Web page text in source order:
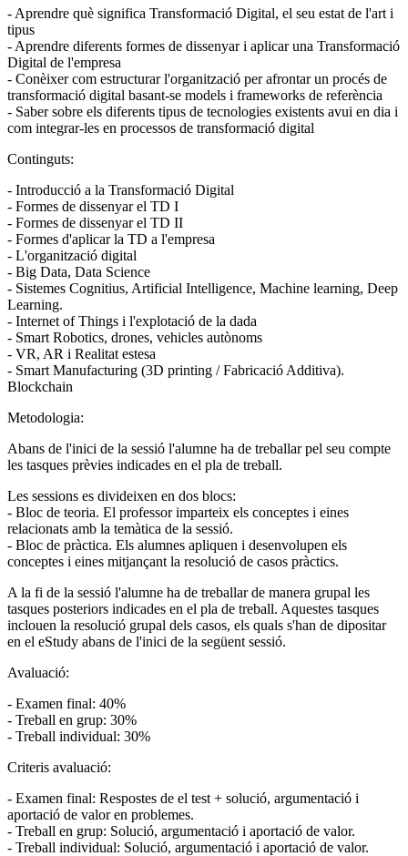
- Aprendre què significa Transformació Digital, el seu estat de l'art i
tipus
- Aprendre diferents formes de dissenyar i aplicar una Transformació
Digital de l'empresa
- Conèixer com estructurar l'organització per afrontar un procés de
transformació digital basant-se models i frameworks de referència
- Saber sobre els diferents tipus de tecnologies existents avui en dia i
com integrar-les en processos de transformació digital
Continguts:
- Introducció a la Transformació Digital
- Formes de dissenyar el TD I
- Formes de dissenyar el TD II
- Formes d'aplicar la TD a l'empresa
- L'organització digital
- Big Data, Data Science
- Sistemes Cognitius, Artificial Intelligence, Machine learning, Deep
Learning.
- Internet of Things i l'explotació de la dada
- Smart Robotics, drones, vehicles autònoms
- VR, AR i Realitat estesa
- Smart Manufacturing (3D printing / Fabricació Additiva).
Blockchain
Metodologia:
Abans de l'inici de la sessió l'alumne ha de treballar pel seu compte
les tasques prèvies indicades en el pla de treball.
Les sessions es divideixen en dos blocs:
- Bloc de teoria. El professor imparteix els conceptes i eines
relacionats amb la temàtica de la sessió.
- Bloc de pràctica. Els alumnes apliquen i desenvolupen els
conceptes i eines mitjançant la resolució de casos pràctics.
A la fi de la sessió l'alumne ha de treballar de manera grupal les
tasques posteriors indicades en el pla de treball. Aquestes tasques
inclouen la resolució grupal dels casos, els quals s'han de dipositar
en el eStudy abans de l'inici de la següent sessió.
Avaluació:
- Examen final: 40%
- Treball en grup: 30%
- Treball individual: 30%
Criteris avaluació:
- Examen final: Respostes de el test + solució, argumentació i
aportació de valor en problemes.
- Treball en grup: Solució, argumentació i aportació de valor.
- Treball individual: Solució, argumentació i aportació de valor.